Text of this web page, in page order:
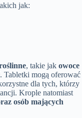
jak:
, takie jak owoce
Tabletki mogą oferować
dla tych, którzy
Krople natomiast
osób mających